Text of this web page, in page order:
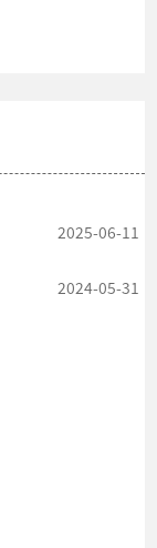
2025-06-11
2024-05-31